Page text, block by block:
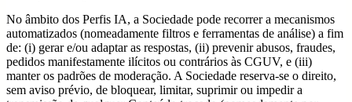
No âmbito dos Perfis IA, a Sociedade pode recorrer a mecanismos
automatizados (nomeadamente filtros e ferramentas de análise) a fim
de: (i) gerar e/ou adaptar as respostas, (ii) prevenir abusos, fraudes,
pedidos manifestamente ilícitos ou contrários às CGUV, e (iii)
manter os padrões de moderação. A Sociedade reserva-se o direito,
sem aviso prévio, de bloquear, limitar, suprimir ou impedir a